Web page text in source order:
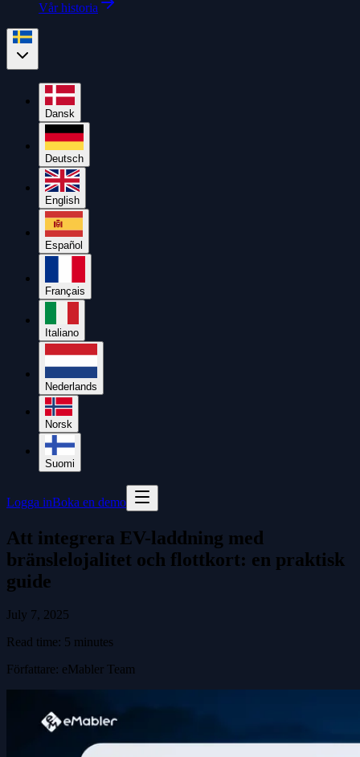
Vår historia
Dansk
Deutsch
English
Español
Français
Italiano
Nederlands
Norsk
Suomi
Logga inBoka en demo
Att integrera EV-laddning med
bränslelojalitet och flottkort: en praktisk
guide
July 7, 2025
Read time: 5 minutes
Författare: eMabler Team